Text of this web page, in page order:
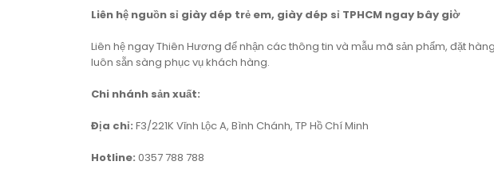
Liên hệ nguồn sỉ giày dép trẻ em, giày dép sỉ TPHCM ngay bây giờ
Liên hệ ngay Thiên Hương để nhận các thông tin và mẫu mã sản phẩm, đặt
luôn sẵn sàng phục vụ khách hàng.
Chi nhánh sản xuất:
Địa chỉ: F3/221K Vĩnh Lộc A, Bình Chánh, TP Hồ Chí Minh
Hotline: 0357 788 788